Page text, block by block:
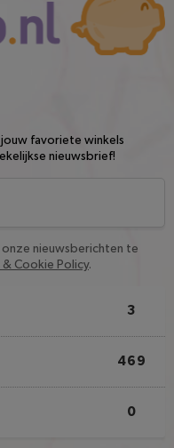
favoriete winkels
nieuwsbrief!
nieuwsberichten te
& Cookie Policy.
3
469
0